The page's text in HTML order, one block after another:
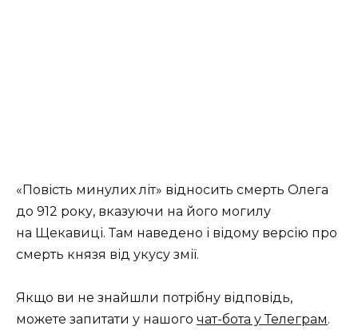
«Повість минулих літ» відносить смерть Олега
до 912 року, вказуючи на його могилу
на Щекавиці. Там наведено і відому версію про
смерть князя від укусу змії.
Якщо ви не знайшли потрібну відповідь,
можете запитати у нашого чат-бота у Телеграм.